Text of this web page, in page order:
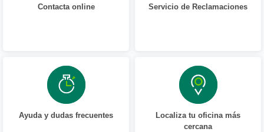
Contacta online Servicio de Reclamaciones
Ayuda y dudas frecuentes
Localiza tu oficina más
cercana